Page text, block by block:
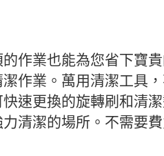
作業也能為您省下寶
作業。萬用清潔工具
速更換的旋轉刷和清
清潔的場所。不需要